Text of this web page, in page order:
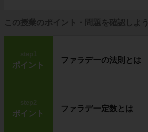
この授業のポイント・問題を確認しよう
step1
ポイント
ファラデーの法則とは
step2
ポイント
ファラデー定数とは